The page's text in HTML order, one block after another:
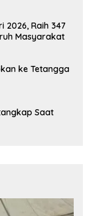
2026, Raih 347
Masyarakat
ke Tetangga
Saat